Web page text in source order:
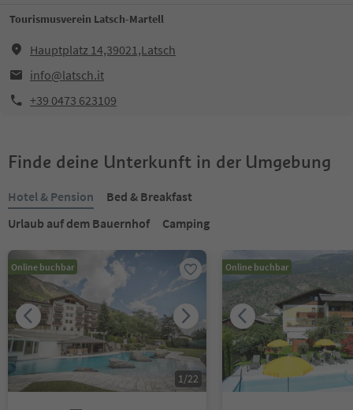
Tourismusverein Latsch-Martell
Hauptplatz 14,39021,Latsch
info@latsch.it
+39 0473 623109
Finde deine Unterkunft in der Umgebung
Hotel & Pension
Bed & Breakfast
Urlaub auf dem Bauernhof
Camping
Online buchbar
1/22
Online buchbar